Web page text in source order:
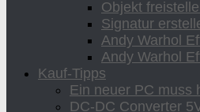
Objekt
Signatur
Andy Warhol
Andy Warhol
Kauf-Tipps
Ein neuer PC muss
DC-DC Converter